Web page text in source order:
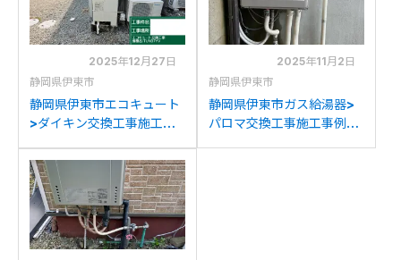
2025年12月27日
静岡県伊東市
静岡県伊東市エコキュート
>ダイキン交換工事施工事
ダイキンEQN37YVへの交
換
2025年11月2日
静岡県伊東市
静岡県伊東市ガス給湯器>
パロマ交換工事施工事例：